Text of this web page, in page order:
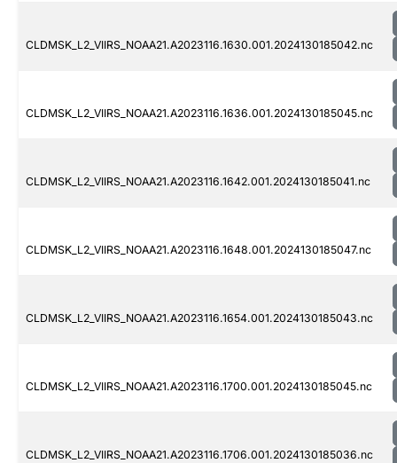
CLDMSK_L2_VIIRS_NOAA21.A2023116.1630.001.2024130185042.nc
CLDMSK_L2_VIIRS_NOAA21.A2023116.1636.001.2024130185045.nc
CLDMSK_L2_VIIRS_NOAA21.A2023116.1642.001.2024130185041.nc
CLDMSK_L2_VIIRS_NOAA21.A2023116.1648.001.2024130185047.nc
CLDMSK_L2_VIIRS_NOAA21.A2023116.1654.001.2024130185043.nc
CLDMSK_L2_VIIRS_NOAA21.A2023116.1700.001.2024130185045.nc
CLDMSK_L2_VIIRS_NOAA21.A2023116.1706.001.2024130185036.nc